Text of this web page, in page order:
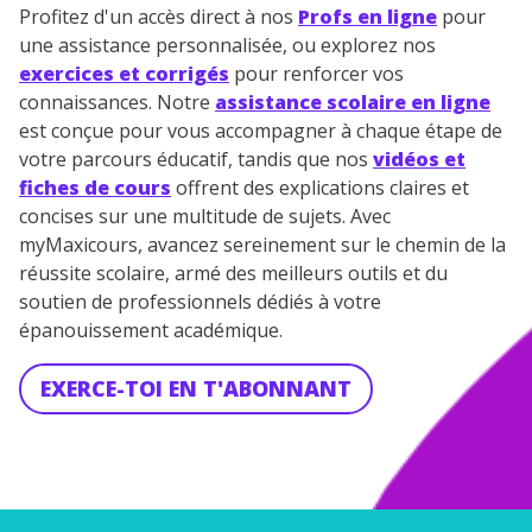
Profitez d'un accès direct à nos Profs en ligne pour
une assistance personnalisée, ou explorez nos
exercices et corrigés pour renforcer vos
connaissances. Notre assistance scolaire en ligne
est conçue pour vous accompagner à chaque étape de
votre parcours éducatif, tandis que nos vidéos et
fiches de cours offrent des explications claires et
concises sur une multitude de sujets. Avec
myMaxicours, avancez sereinement sur le chemin de la
réussite scolaire, armé des meilleurs outils et du
soutien de professionnels dédiés à votre
épanouissement académique.
EXERCE-TOI EN T'ABONNANT